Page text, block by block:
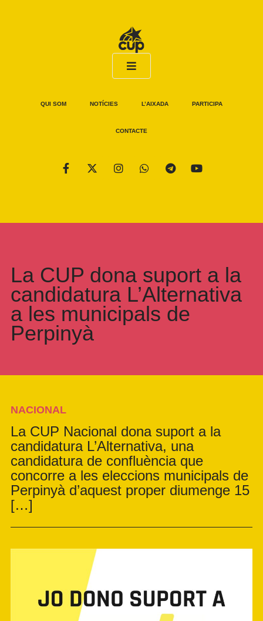
QUI SOM NOTÍCIES L’AIXADA PARTICIPA
CONTACTE
La CUP dona suport a la
candidatura L’Alternativa
a les municipals de
Perpinyà
NACIONAL
La CUP Nacional dona suport a la
candidatura L’Alternativa, una
candidatura de confluència que
concorre a les eleccions municipals de
Perpinyà d’aquest proper diumenge 15
[…]